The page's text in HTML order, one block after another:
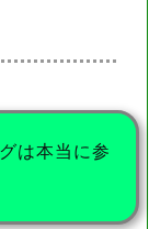
は本当に参